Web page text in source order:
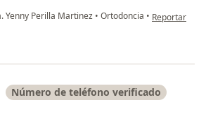
Yenny Perilla Martinez • Ortodoncia • en opinión
Reportar
Número de teléfono verificado